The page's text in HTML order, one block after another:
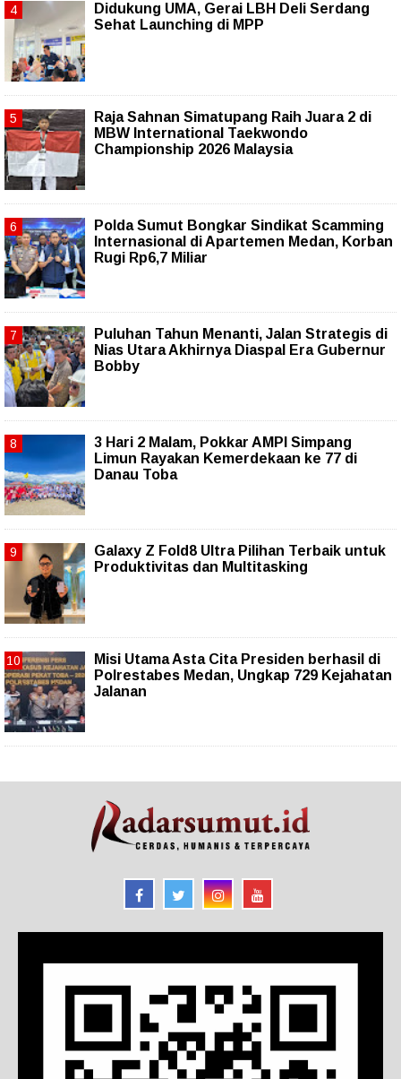
Didukung UMA, Gerai LBH Deli Serdang
Sehat Launching di MPP
Raja Sahnan Simatupang Raih Juara 2 di
MBW International Taekwondo
Championship 2026 Malaysia
Polda Sumut Bongkar Sindikat Scamming
Internasional di Apartemen Medan, Korban
Rugi Rp6,7 Miliar
Puluhan Tahun Menanti, Jalan Strategis di
Nias Utara Akhirnya Diaspal Era Gubernur
Bobby
3 Hari 2 Malam, Pokkar AMPI Simpang
Limun Rayakan Kemerdekaan ke 77 di
Danau Toba
Galaxy Z Fold8 Ultra Pilihan Terbaik untuk
Produktivitas dan Multitasking
Misi Utama Asta Cita Presiden berhasil di
Polrestabes Medan, Ungkap 729 Kejahatan
Jalanan